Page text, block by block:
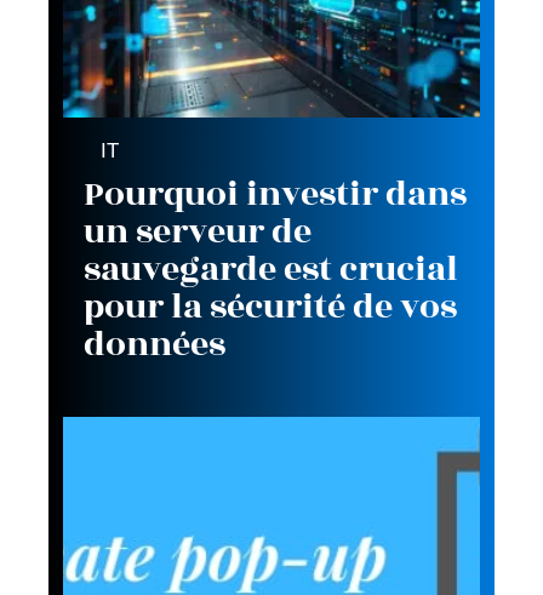
IT
Pourquoi investir dans
un serveur de
sauvegarde est crucial
pour la sécurité de vos
données